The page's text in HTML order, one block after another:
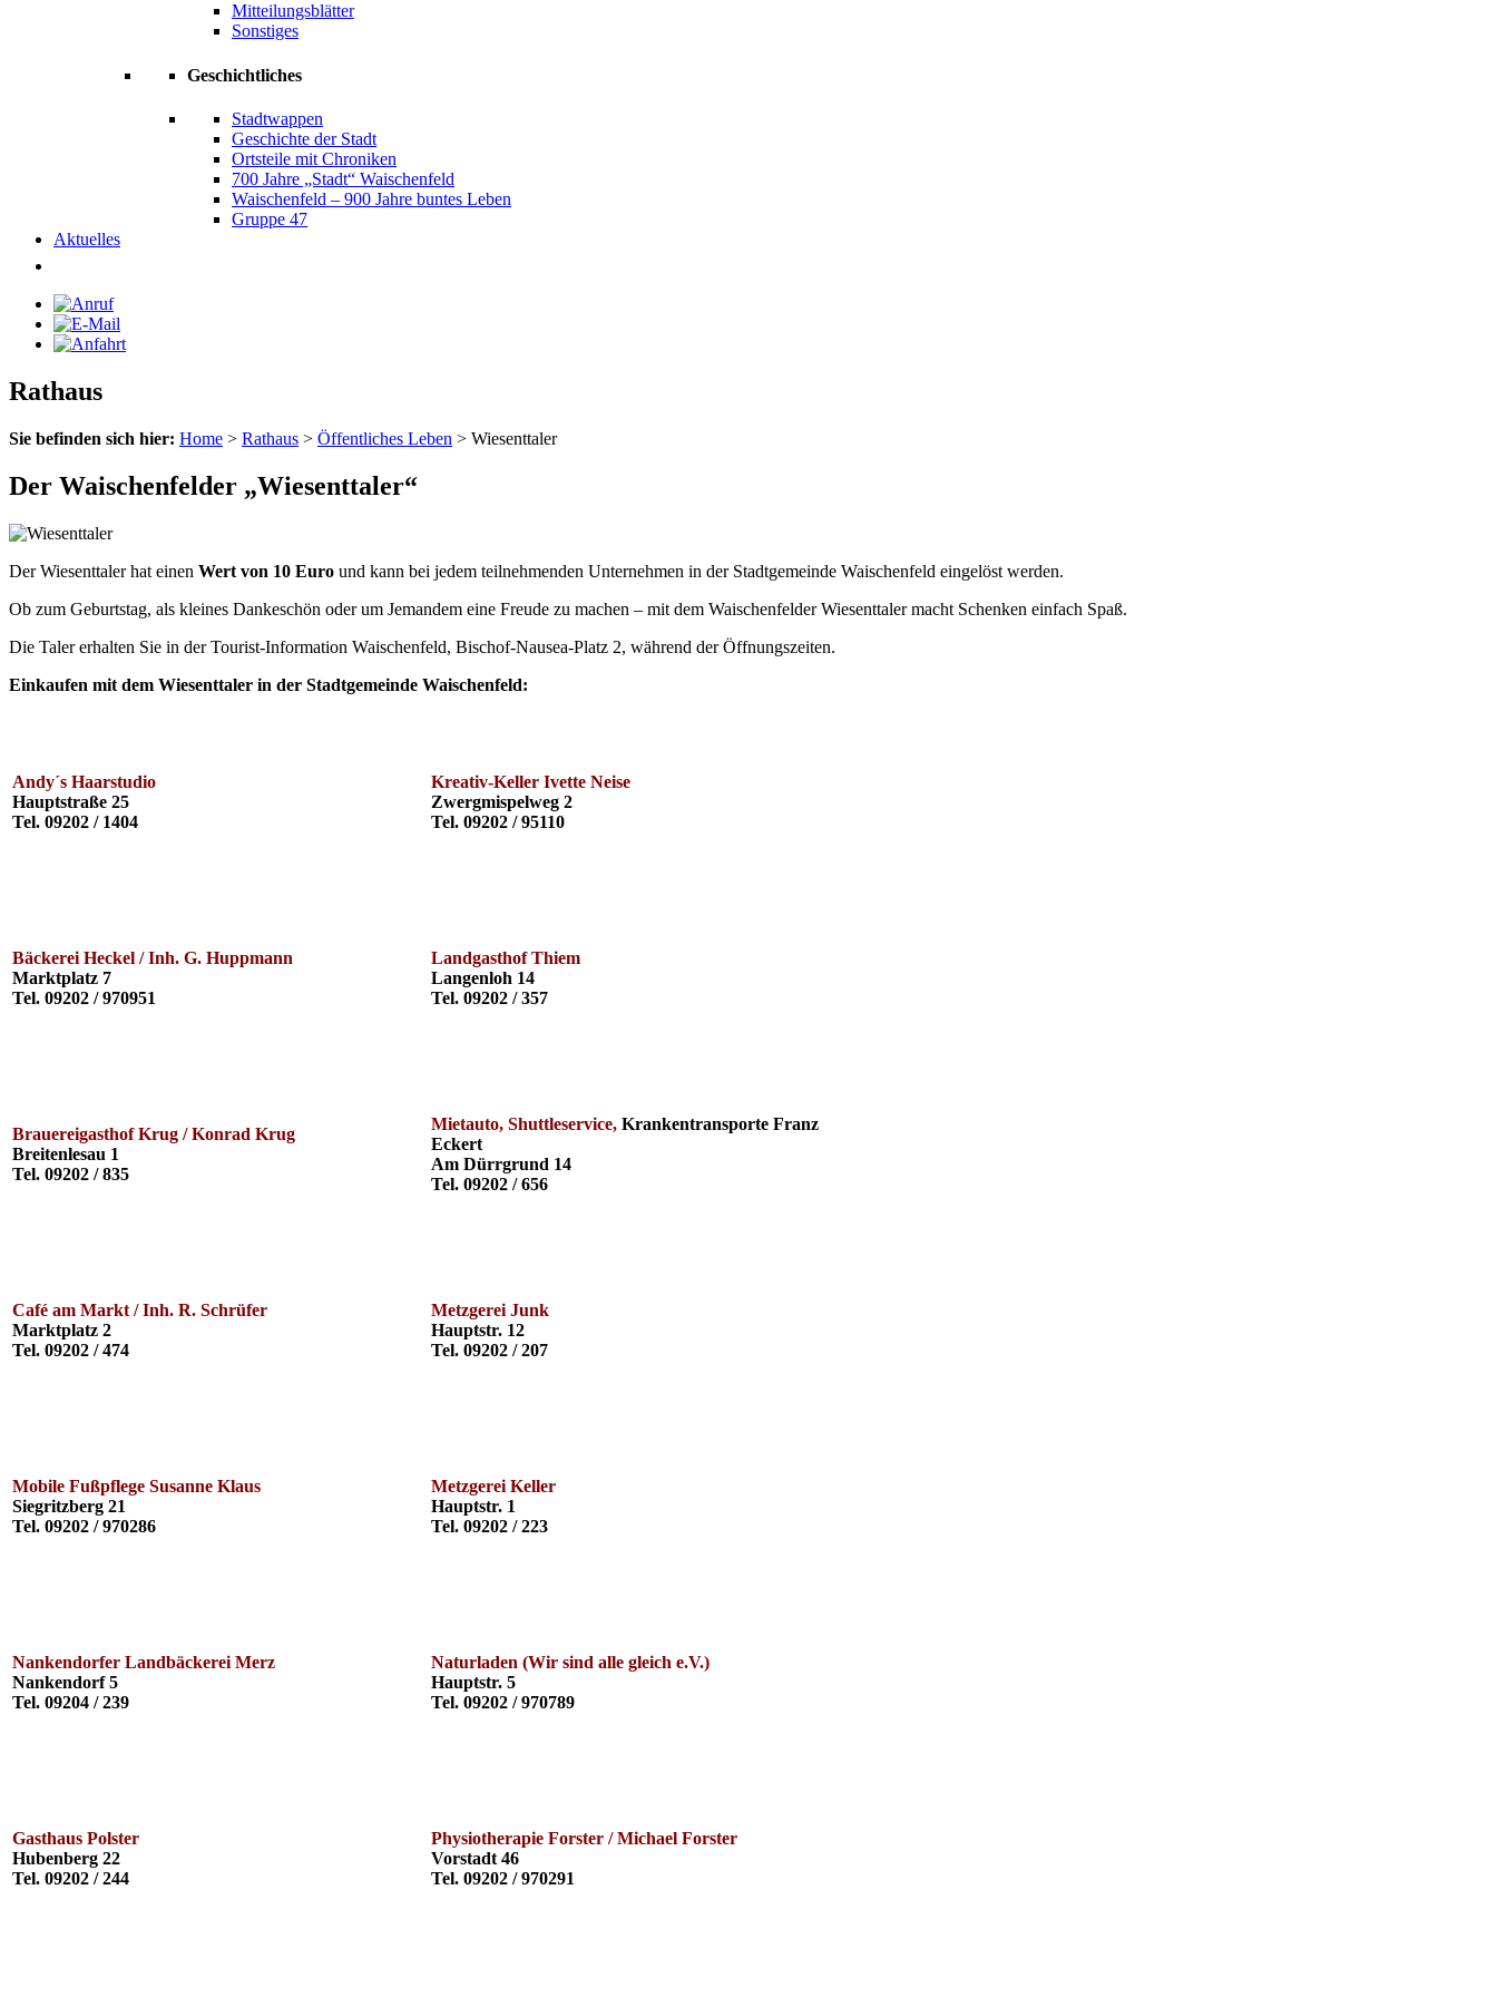
Mitteilungsblätter
Sonstiges
Geschichtliches
Stadtwappen
Geschichte der Stadt
Ortsteile mit Chroniken
700 Jahre „Stadt“ Waischenfeld
Waischenfeld – 900 Jahre buntes Leben
Gruppe 47
Aktuelles
Rathaus
Sie befinden sich hier: Home > Rathaus > Öffentliches Leben > Wiesenttaler
Der Waischenfelder „Wiesenttaler“
Der Wiesenttaler hat einen Wert von 10 Euro und kann bei jedem teilnehmenden Unternehmen in der Stadtgemeinde Waischenfeld eingelöst werden.
Ob zum Geburtstag, als kleines Dankeschön oder um Jemandem eine Freude zu machen – mit dem Waischenfelder Wiesenttaler macht Schenken einfach Spaß.
Die Taler erhalten Sie in der Tourist-Information Waischenfeld, Bischof-Nausea-Platz 2, während der Öffnungszeiten.
Einkaufen mit dem Wiesenttaler in der Stadtgemeinde Waischenfeld:
Andy´s Haarstudio
Hauptstraße 25
Tel. 09202 / 1404
Kreativ-Keller Ivette Neise
Zwergmispelweg 2
Tel. 09202 / 95110
Bäckerei Heckel / Inh. G. Huppmann
Marktplatz 7
Tel. 09202 / 970951
Landgasthof Thiem
Langenloh 14
Tel. 09202 / 357
Brauereigasthof Krug / Konrad Krug
Breitenlesau 1
Tel. 09202 / 835
Mietauto, Shuttleservice, Krankentransporte Franz
Eckert
Am Dürrgrund 14
Tel. 09202 / 656
Café am Markt / Inh. R. Schrüfer
Marktplatz 2
Tel. 09202 / 474
Metzgerei Junk
Hauptstr. 12
Tel. 09202 / 207
Mobile Fußpflege Susanne Klaus
Siegritzberg 21
Tel. 09202 / 970286
Metzgerei Keller
Hauptstr. 1
Tel. 09202 / 223
Nankendorfer Landbäckerei Merz
Nankendorf 5
Tel. 09204 / 239
Naturladen (Wir sind alle gleich e.V.)
Hauptstr. 5
Tel. 09202 / 970789
Gasthaus Polster
Hubenberg 22
Tel. 09202 / 244
Physiotherapie Forster / Michael Forster
Vorstadt 46
Tel. 09202 / 970291